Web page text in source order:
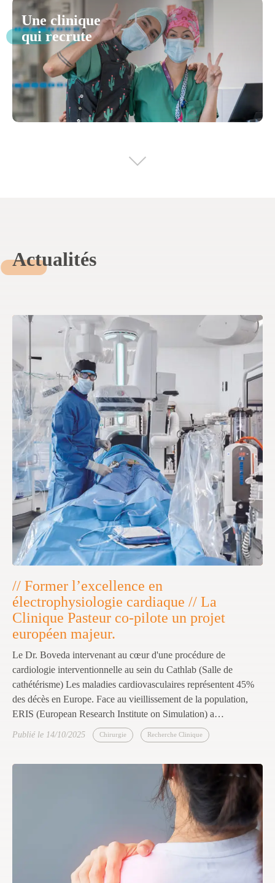
Une clinique
qui recrute
Actualités
// Former l’excellence en
électrophysiologie cardiaque // La
Clinique Pasteur co-pilote un projet
européen majeur.
Le Dr. Boveda intervenant au cœur d'une procédure de
cardiologie interventionnelle au sein du Cathlab (Salle de
cathétérisme) Les maladies cardiovasculaires représentent 45%
des décès en Europe. Face au vieillissement de la population,
ERIS (European Research Institute on Simulation) a…
Publié le 14/10/2025 Chirurgie Recherche Clinique